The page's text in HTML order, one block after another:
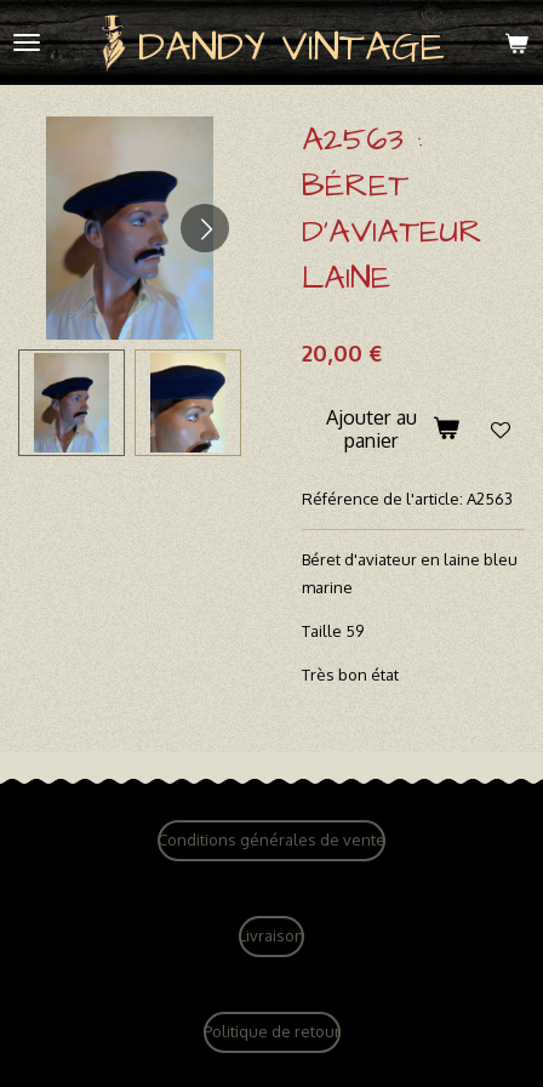
Passer
au
contenu
DANDY VINTAGE
A2563 :
BÉRET
D'AVIATEUR
LAINE
20,00 €
Ajouter au
panier
Référence de l'article: A2563
Béret d'aviateur en laine bleu
marine
Taille 59
Très bon état
Conditions générales de vente
Livraison
Politique de retour